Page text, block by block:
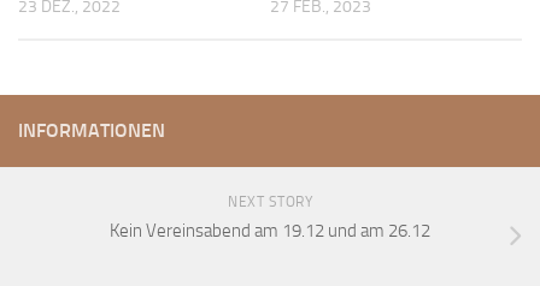
23 DEZ., 2022 27 FEB., 2023
INFORMATIONEN
NEXT STORY
Kein Vereinsabend am 19.12 und am 26.12